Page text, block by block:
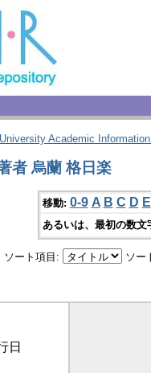
Academic
者 烏蘭 格日楽
移動: 0-9 A B C D E
あるいは、最初の数
ソート項目: ソー
日